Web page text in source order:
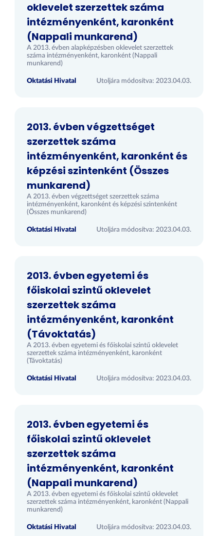
oklevelet szerzettek száma
intézményenként, karonként
(Nappali munkarend)
A 2013. évben alapképzésben oklevelet szerzettek
száma intézményenként, karonként (Nappali
munkarend)
Oktatási Hivatal Utoljára módosítva: 2023.04.03.
2013. évben végzettséget
szerzettek száma
intézményenként, karonként és
képzési szintenként (Összes
munkarend)
A 2013. évben végzettséget szerzettek száma
intézményenként, karonként és képzési szintenként
(Összes munkarend)
Oktatási Hivatal Utoljára módosítva: 2023.04.03.
2013. évben egyetemi és
főiskolai szintű oklevelet
szerzettek száma
intézményenként, karonként
(Távoktatás)
A 2013. évben egyetemi és főiskolai szintű oklevelet
szerzettek száma intézményenként, karonként
(Távoktatás)
Oktatási Hivatal Utoljára módosítva: 2023.04.03.
2013. évben egyetemi és
főiskolai szintű oklevelet
szerzettek száma
intézményenként, karonként
(Nappali munkarend)
A 2013. évben egyetemi és főiskolai szintű oklevelet
szerzettek száma intézményenként, karonként (Nappali
munkarend)
Oktatási Hivatal Utoljára módosítva: 2023.04.03.